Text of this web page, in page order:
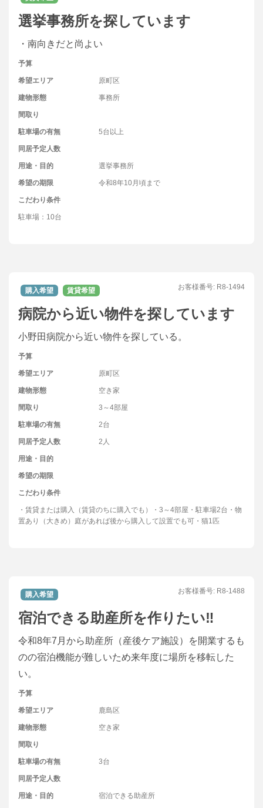
選挙事務所を探しています
・南向きだと尚よい
予算
希望エリア 原町区
建物形態 事務所
間取り
駐車場の有無 5台以上
同居予定人数
用途・目的 選挙事務所
希望の期限 令和8年10月頃まで
こだわり条件
駐車場：10台
購入希望 賃貸希望 お客様番号: R8-1494
病院から近い物件を探しています
小野田病院から近い物件を探している。
予算
希望エリア 原町区
建物形態 空き家
間取り 3～4部屋
駐車場の有無 2台
同居予定人数 2人
用途・目的
希望の期限
こだわり条件
・賃貸または購入（賃貸のちに購入でも）・3～4部屋・駐車場2台・物
置あり（大きめ）庭があれば後から購入して設置でも可・猫1匹
購入希望 お客様番号: R8-1488
宿泊できる助産所を作りたい‼
令和8年7月から助産所（産後ケア施設）を開業するも
のの宿泊機能が難しいため来年度に場所を移転した
い。
予算
希望エリア 鹿島区
建物形態 空き家
間取り
駐車場の有無 3台
同居予定人数
用途・目的 宿泊できる助産所